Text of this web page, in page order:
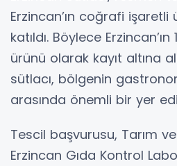
Erzincan’ın coğrafi işaretli
katıldı. Böylece
ürünü olarak kayıt altına
sütlacı, bölgenin
arasında önemli bir yer
Tescil başvurusu, Tarım
Erzincan Gıda Kontrol